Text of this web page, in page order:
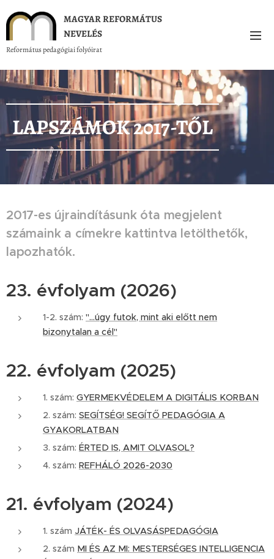
MAGYAR REFORMÁTUS
NEVELÉS
Református pedagógiai folyóirat
LAPSZÁMOK 2017-TŐL
2017-es újraindításunk óta megjelent
számaink a címekre kattintva letölthetők,
lapozhatók.
23. évfolyam (2026)
1-2. szám: "...úgy futok, mint aki előtt nem
bizonytalan a cél"
22. évfolyam (2025)
1. szám: GYERMEKVÉDELEM A DIGITÁLIS KORBAN
2. szám: SEGÍTSÉG! SEGÍTŐ PEDAGÓGIA A
GYAKORLATBAN
3. szám: ÉRTED IS, AMIT OLVASOL?
4. szám: REFHÁLÓ 2026-2030
21. évfolyam (2024)
1. szám JÁTÉK- ÉS OLVASÁSPEDAGÓGIA
2. szám MI ÉS AZ MI: MESTERSÉGES INTELLIGENCIA